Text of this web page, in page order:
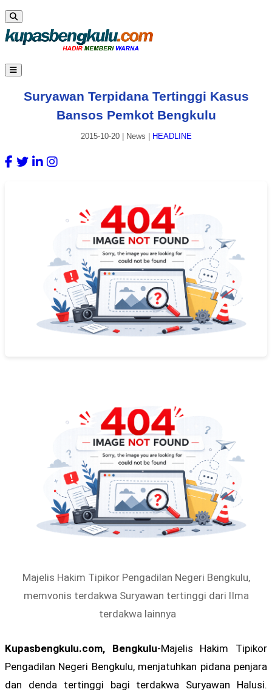
Suryawan Terpidana Tertinggi Kasus
Bansos Pemkot Bengkulu
2015-10-20| News HEADLINE
Majelis Hakim Tipikor Pengadilan Negeri Bengkulu,
memvonis terdakwa Suryawan tertinggi dari lIma
terdakwa lainnya
Kupasbengkulu.com, Bengkulu-Majelis Hakim Tipikor
Pengadilan Negeri Bengkulu, menjatuhkan pidana penjara
dan denda tertinggi bagi terdakwa Suryawan Halusi.